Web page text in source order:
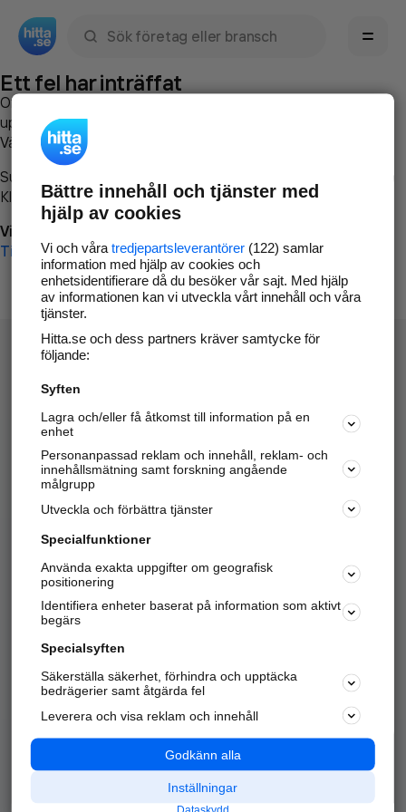
Ett fel har inträffat
Om du vill kan du
uppstod så att vi lättare och snabbare kan avhjälpa det.
Vänligen försök med följande:
Surfa till
Klicka påTillbaka-knappen i webbläsaren och försök igen
Vi beklagar besväret!
Till startsidan
Hitta.se - Gratis nummerupplysning.
Sök företag, personer och platser.
Hitta telefonnummer, adresser, företagsinfo mm.
Marknadsför företaget
Kom igång och annonsera mot
samarbetspartners nära dig.
Alla kategorier
Populära sökningar
API & Kartor
Annonsera
Integritet
Nödnummer
Bättre innehåll och tjänster med
hjälp av cookies
Vi och våra tredjepartsleverantörer(122) samlar
information med hjälp av cookies och
enhetsidentifierare då du besöker vår sajt. Med hjälp
av informationen kan vi utveckla vårt innehåll och våra
tjänster.
Hitta.se och dess partners kräver samtycke för
följande:
Syften
Lagra och/eller få åtkomst till information på en
enhet
Personanpassad reklam och innehåll, reklam- och
innehållsmätning samt forskning angående
målgrupp
Utveckla och förbättra tjänster
Specialfunktioner
Använda exakta uppgifter om geografisk
positionering
Identifiera enheter baserat på information som aktivt
begärs
Specialsyften
Säkerställa säkerhet, förhindra och upptäcka
bedrägerier samt åtgärda fel
Leverera och visa reklam och innehåll
Godkänn alla
Inställningar
Dataskydd